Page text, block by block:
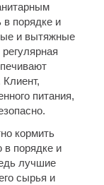
в порядке и
и вытяжные
питания,
кормить
в порядке и
лучшие
сырья и